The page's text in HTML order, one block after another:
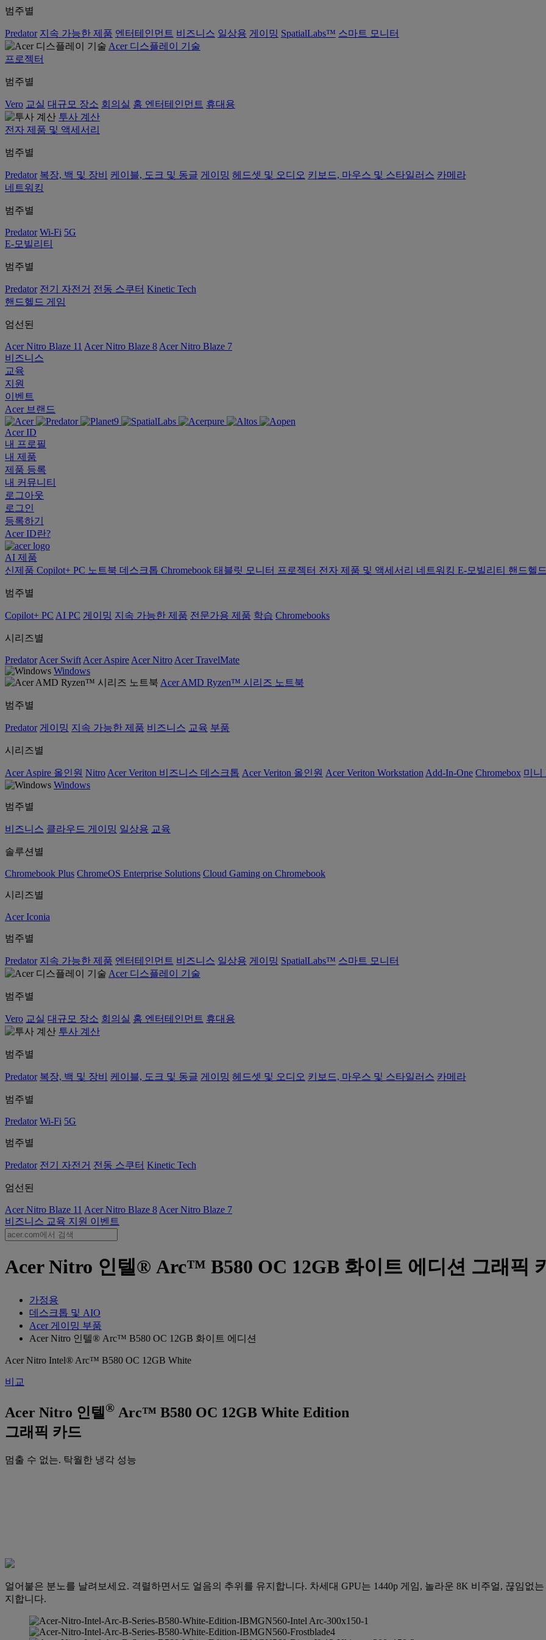
범주별
Predator 지속 가능한 제품 엔터테인먼트 비즈니스 일상용 게이밍 SpatialLabs™ 스마트 모니터
Acer 디스플레이 기술
프로젝터
범주별
Vero 교실 대규모 장소 회의실 홈 엔터테인먼트 휴대용
투사 계산
전자 제품 및 액세서리
범주별
Predator 복장, 백 및 장비 케이블, 도크 및 동글 게이밍 헤드셋 및 오디오 키보드, 마우스 및 스타일러스 카메라
네트워킹
범주별
Predator Wi-Fi 5G
E-모빌리티
범주별
Predator 전기 자전거 전동 스쿠터 Kinetic Tech
핸드헬드 게임
엄선된
Acer Nitro Blaze 11 Acer Nitro Blaze 8 Acer Nitro Blaze 7
비즈니스
교육
지원
이벤트
Acer 브랜드
Acer ID
내 프로필
내 제품
제품 등록
내 커뮤니티
로그아웃
로그인
등록하기
Acer ID란?
AI 제품
신제품 Copilot+ PC 노트북 데스크톱 Chromebook 태블릿 모니터 프로젝터 전자 제품 및 액세서리 네트워킹 E-모빌리티 핸드헬
범주별
Copilot+ PC AI PC 게이밍 지속 가능한 제품 전문가용 제품 학습 Chromebooks
시리즈별
Predator Acer Swift Acer Aspire Acer Nitro Acer TravelMate
Windows
Acer AMD Ryzen™ 시리즈 노트북
범주별
Predator 게이밍 지속 가능한 제품 비즈니스 교육 부품
시리즈별
Acer Aspire 올인원 Nitro Acer Veriton 비즈니스 데스크톱 Acer Veriton 올인원 Acer Veriton Workstation Add-In-One Chromebox 미니
Windows
범주별
비즈니스 클라우드 게이밍 일상용 교육
솔루션별
Chromebook Plus ChromeOS Enterprise Solutions Cloud Gaming on Chromebook
시리즈별
Acer Iconia
범주별
Predator 지속 가능한 제품 엔터테인먼트 비즈니스 일상용 게이밍 SpatialLabs™ 스마트 모니터
Acer 디스플레이 기술
범주별
Vero 교실 대규모 장소 회의실 홈 엔터테인먼트 휴대용
투사 계산
범주별
Predator 복장, 백 및 장비 케이블, 도크 및 동글 게이밍 헤드셋 및 오디오 키보드, 마우스 및 스타일러스 카메라
범주별
Predator Wi-Fi 5G
범주별
Predator 전기 자전거 전동 스쿠터 Kinetic Tech
엄선된
Acer Nitro Blaze 11 Acer Nitro Blaze 8 Acer Nitro Blaze 7
비즈니스 교육 지원 이벤트
Acer Nitro 인텔® Arc™ B580 OC 12GB 화이트 에디션 그래픽
가정용
데스크톱 및 AIO
Acer 게이밍 부품
Acer Nitro 인텔® Arc™ B580 OC 12GB 화이트 에디션
Acer Nitro Intel® Arc™ B580 OC 12GB White
비교
Acer Nitro 인텔 ® Arc™ B580 OC 12GB White Edition
그래픽 카드
멈출 수 없는. 탁월한 냉각 성능
얼어붙은 분노를 날려보세요. 격렬하면서도 얼음의 추위를 유지합니다. 차세대 GPU는 1440p 게임, 놀라운 8K 비주얼, 끊임없
지합니다.